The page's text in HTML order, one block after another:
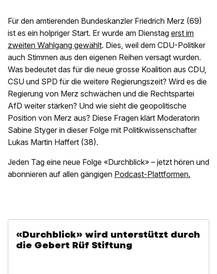
Für den amtierenden Bundeskanzler Friedrich Merz (69)
ist es ein holpriger Start. Er wurde am Dienstag erst im
zweiten Wahlgang gewählt. Dies, weil dem CDU-Politiker
auch Stimmen aus den eigenen Reihen versagt wurden.
Was bedeutet das für die neue grosse Koalition aus CDU,
CSU und SPD für die weitere Regierungszeit? Wird es die
Regierung von Merz schwächen und die Rechtspartei
AfD weiter stärken? Und wie sieht die geopolitische
Position von Merz aus? Diese Fragen klärt Moderatorin
Sabine Styger in dieser Folge mit Politikwissenschafter
Lukas Martin Haffert (38).
Jeden Tag eine neue Folge «Durchblick» – jetzt hören und
abonnieren auf allen gängigen Podcast-Plattformen.
«Durchblick» wird unterstützt durch
die Gebert Rüf Stiftung